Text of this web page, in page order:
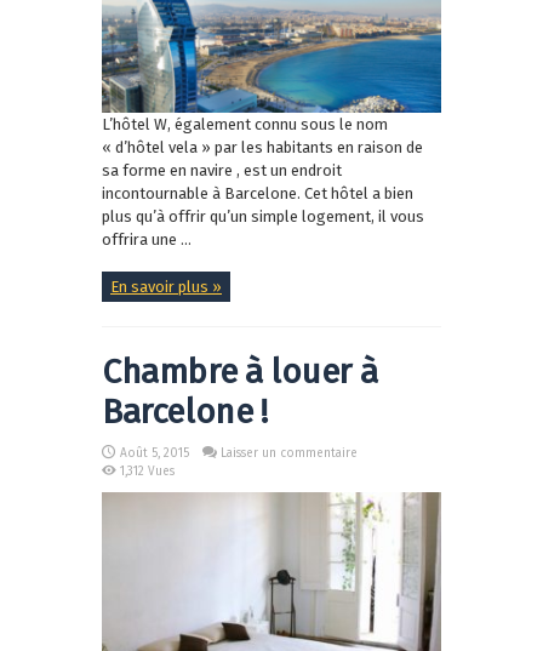
L’hôtel W, également connu sous le nom
« d’hôtel vela » par les habitants en raison de
sa forme en navire , est un endroit
incontournable à Barcelone. Cet hôtel a bien
plus qu’à offrir qu’un simple logement, il vous
offrira une ...
En savoir plus »
Chambre à louer à
Barcelone !
Août 5, 2015
Laisser un commentaire
1,312 Vues